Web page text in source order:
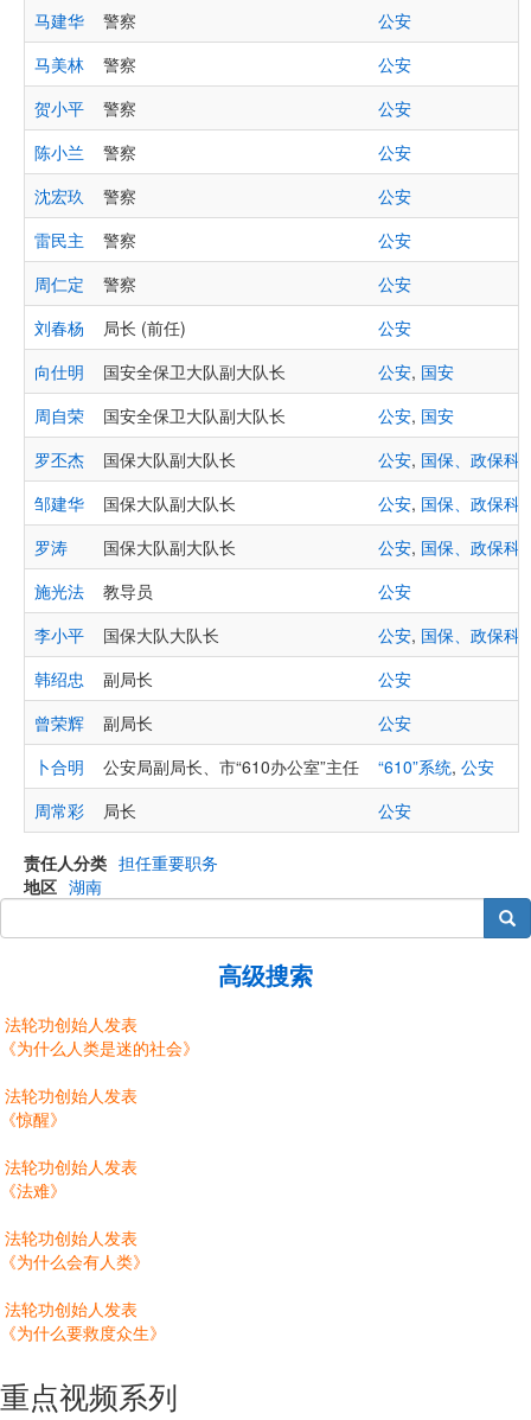
马建华
警察
公安
马美林
警察
公安
贺小平
警察
公安
陈小兰
警察
公安
沈宏玖
警察
公安
雷民主
警察
公安
周仁定
警察
公安
刘春杨
局长 (前任)
公安
向仕明
国安全保卫大队副大队长 公安, 国安
周自荣
国安全保卫大队副大队长 公安, 国安
罗丕杰
国保大队副大队长 公安, 国保、政保科
邹建华
国保大队副大队长 公安, 国保、政保科
罗涛
国保大队副大队长 公安, 国保、政保科
施光法
教导员
公安
李小平
国保大队大队长 公安, 国保、政保科
韩绍忠
副局长
公安
曾荣辉
副局长
公安
卜合明
公安局副局长、市“610办公室”主任 “610”系统, 公安
周常彩
局长 公安
责任人分类 担任重要职务
地区 湖南
搜索
高级搜索
法轮功创始人发表
《为什么人类是迷的社会》
法轮功创始人发表
《惊醒》
法轮功创始人发表
《法难》
法轮功创始人发表
《为什么会有人类》
法轮功创始人发表
《为什么要救度众生》
重点视频系列